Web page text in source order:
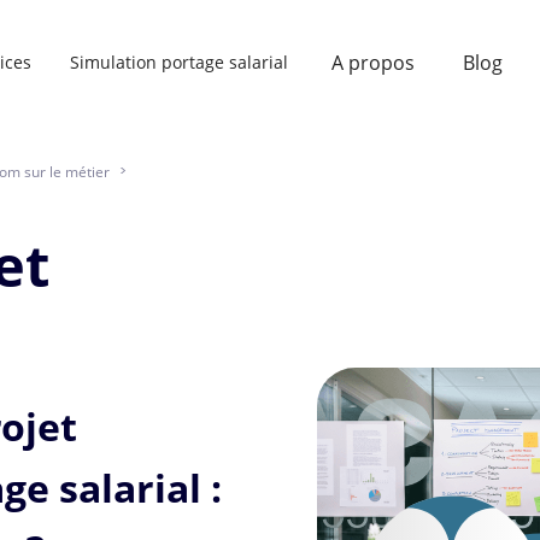
Simulation portage salarial A propos Blog
sur le métier >
salarial :